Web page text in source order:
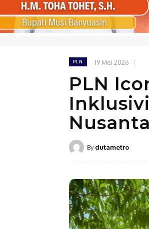
PLN 19 Mei 2026
PLN
By dutametro